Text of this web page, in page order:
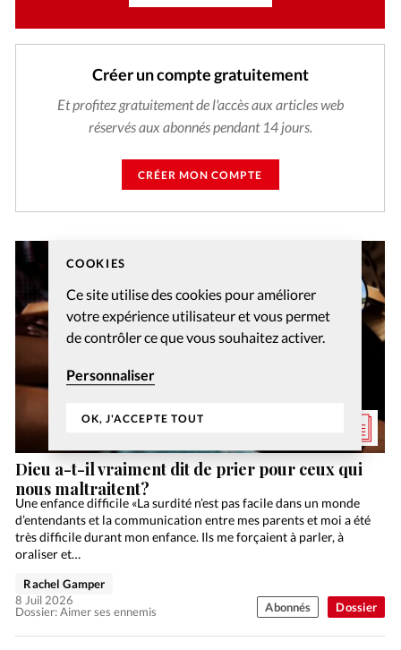
COOKIES
Ce site utilise des cookies pour améliorer
votre expérience utilisateur et vous permet
de contrôler ce que vous souhaitez activer.
Personnaliser
OK, J'ACCEPTE TOUT
Créer un compte gratuitement
Et profitez gratuitement de l'accès aux articles web
réservés aux abonnés pendant 14 jours.
CRÉER MON COMPTE
Dossier
Dieu a-t-il vraiment dit de prier pour ceux qui
nous maltraitent?
Une enfance difficile «La surdité n’est pas facile dans un monde
d’entendants et la communication entre mes parents et moi a été
très difficile durant mon enfance. Ils me forçaient à parler, à
oraliser et…
Dossier: Aimer ses ennemis
Rachel Gamper
8 Juil 2026
Abonnés